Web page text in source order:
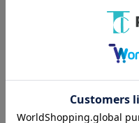
※配送時の時間指定は出来
外形寸法 幅 780 × 奥行き
110kg (※取付ディスプレイ
品 ディスプレイ取付ネジセ